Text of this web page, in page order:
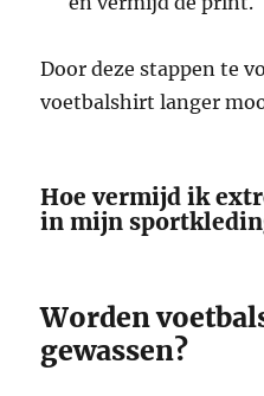
Door deze stappen te
voetbalshirt langer
Hoe vermijd ik
in mijn
Worden
gewassen?